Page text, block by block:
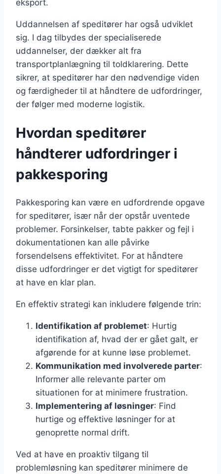
eksport.
Uddannelsen af speditører har også udviklet
sig. I dag tilbydes der specialiserede
uddannelser, der dækker alt fra
transportplanlægning til toldklarering. Dette
sikrer, at speditører har den nødvendige viden
og færdigheder til at håndtere de udfordringer,
der følger med moderne logistik.
Hvordan speditører
håndterer udfordringer i
pakkesporing
Pakkesporing kan være en udfordrende opgave
for speditører, især når der opstår uventede
problemer. Forsinkelser, tabte pakker og fejl i
dokumentationen kan alle påvirke
forsendelsens effektivitet. For at håndtere
disse udfordringer er det vigtigt for speditører
at have en klar plan.
En effektiv strategi kan inkludere følgende trin:
Identifikation af problemet: Hurtig
identifikation af, hvad der er gået galt, er
afgørende for at kunne løse problemet.
Kommunikation med involverede parter:
Informer alle relevante parter om
situationen for at minimere frustration.
Implementering af løsninger: Find
hurtige og effektive løsninger for at
genoprette normal drift.
Ved at have en proaktiv tilgang til
problemløsning kan speditører minimere de